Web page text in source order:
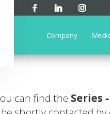
Company
can find the Series